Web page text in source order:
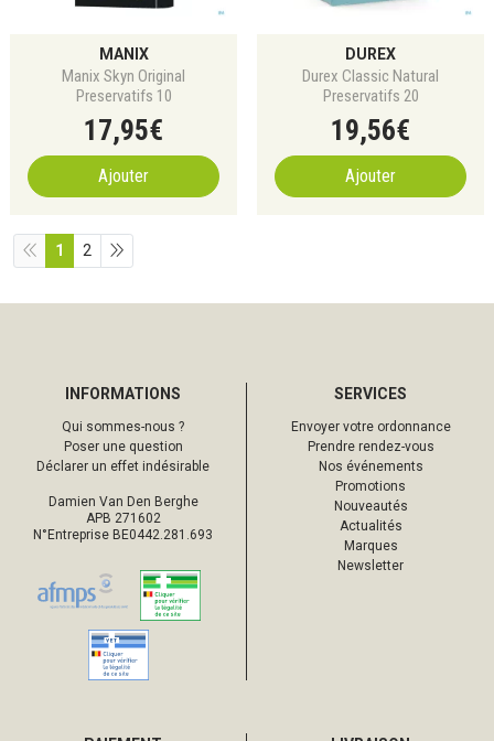
MANIX
Manix Skyn Original
Preservatifs 10
17,95€
Ajouter
DUREX
Durex Classic Natural
Preservatifs 20
19,56€
Ajouter
1 2
INFORMATIONS
Qui sommes-nous ?
Poser une question
Déclarer un effet indésirable
Damien Van Den Berghe
APB 271602
N°Entreprise BE0442.281.693
SERVICES
Envoyer votre ordonnance
Prendre rendez-vous
Nos événements
Promotions
Nouveautés
Actualités
Marques
Newsletter